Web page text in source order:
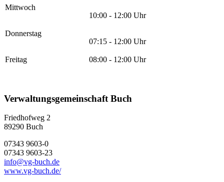
Mittwoch
10:00 - 12:00 Uhr
Donnerstag
07:15 - 12:00 Uhr
Freitag 08:00 - 12:00 Uhr
Verwaltungsgemeinschaft Buch
Friedhofweg 2
89290 Buch
07343 9603-0
07343 9603-23
info@vg-buch.de
www.vg-buch.de/